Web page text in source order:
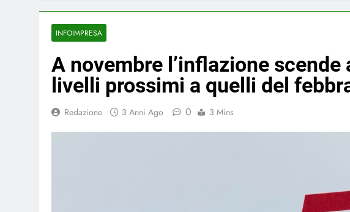
INFOIMPRESA
A novembre l’inflazione scende
livelli prossimi a quelli del
Redazione 3 Anni Ago 0 3 Mins